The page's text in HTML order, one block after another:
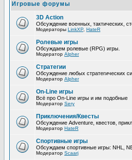
Игровые форумы
3D Action
Обсуждение военных, тактических,
Модераторы LinkXP HateR
Ролевые игры
Обсуждаем ролевые (RPG) игры.
Модератор Alpher
Стратегии
Обсуждение любых стратегических
Модератор Alpher
On-Line игры
Всё про On-Line игры и им подобные
Модератор Sery
Приключения/Квесты
Обсуждение Adventure, квестов,
Модератор HateR
Спортивные игры
Обсуждаем спортивные игры: NHL,
Модератор Scaarj